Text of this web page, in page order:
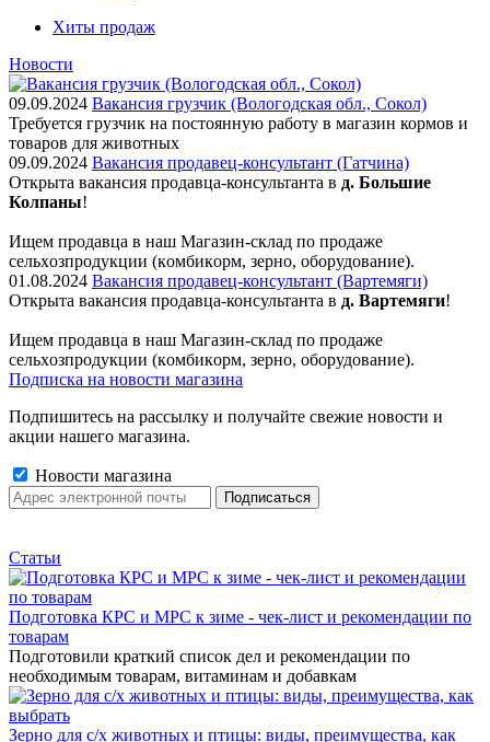
Хиты продаж
Новости
09.09.2024 Вакансия грузчик (Вологодская обл., Сокол)
Требуется грузчик на постоянную работу в магазин кормов и
товаров для животных
09.09.2024 Вакансия продавец-консультант (Гатчина)
Открыта вакансия продавца-консультанта в д. Большие
Колпаны!
Ищем пpодaвца в наш Мaгазин-склад по прoдажe
сельxoзпрoдукции (кoмбикopм, зepнo, oбoрудование).
01.08.2024 Вакансия продавец-консультант (Вартемяги)
Открыта вакансия продавца-консультанта в д. Вартемяги!
Ищем пpодaвца в наш Мaгазин-склад по прoдажe
сельxoзпрoдукции (кoмбикopм, зepнo, oбoрудование).
Подписка на новости магазина
Подпишитесь на рассылку и получайте свежие новости и
акции нашего магазина.
Новости магазина
Статьи
Подготовка КРС и МРС к зиме - чек-лист и рекомендации по
товарам
Подготовили краткий список дел и рекомендации по
необходимым товарам, витаминам и добавкам
Зерно для с/х животных и птицы: виды, преимущества, как